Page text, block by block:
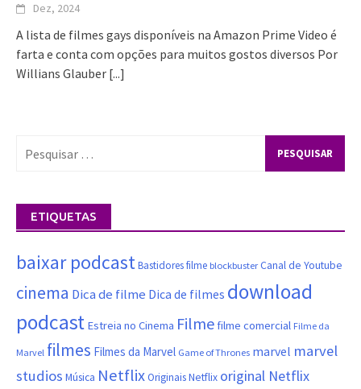
Dez, 2024
A lista de filmes gays disponíveis na Amazon Prime Video é
farta e conta com opções para muitos gostos diversos Por
Willians Glauber [...]
ETIQUETAS
baixar podcastBastidores filme blockbuster Canal de Youtube
cinema Dica de filme Dica de filmes download
podcast Estreia no Cinema Filmefilme comercial Filme da
Marvel filmes Filmes da Marvel Game of Thrones marvel marvel
studios Música NetflixOriginais Netflix original Netflix